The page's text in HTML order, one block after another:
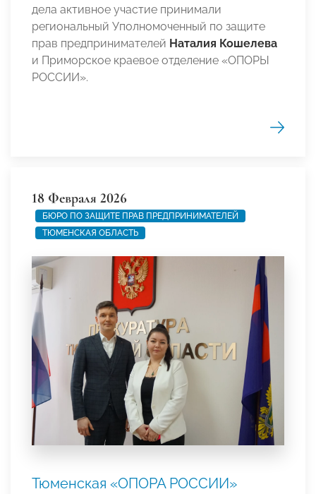
дела активное участие принимали
региональный Уполномоченный по защите
прав предпринимателей Наталия Кошелева
и Приморское краевое отделение «ОПОРЫ
РОССИИ».
18 Февраля 2026
БЮРО ПО ЗАЩИТЕ ПРАВ ПРЕДПРИНИМАТЕЛЕЙ
ТЮМЕНСКАЯ ОБЛАСТЬ
Тюменская «ОПОРА РОССИИ»